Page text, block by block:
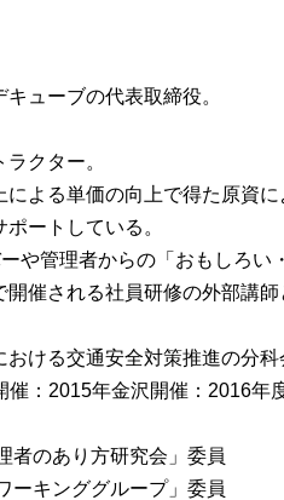
ューブの代表取締役。
クター。
よる単価の向上で得た原資に
ートしている。
や管理者からの「おもしろい・
催される社員研修の外部講師
ける交通安全対策推進の分科
：2015年金沢開催：2016年
者のあり方研究会」委員
ーキンググループ」委員